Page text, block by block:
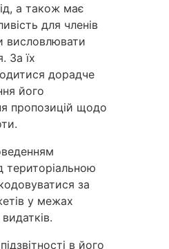
а також має
для членів
висловлювати
За їх
дорадче
його
пропозицій щодо
територіальною
за
у межах
в його